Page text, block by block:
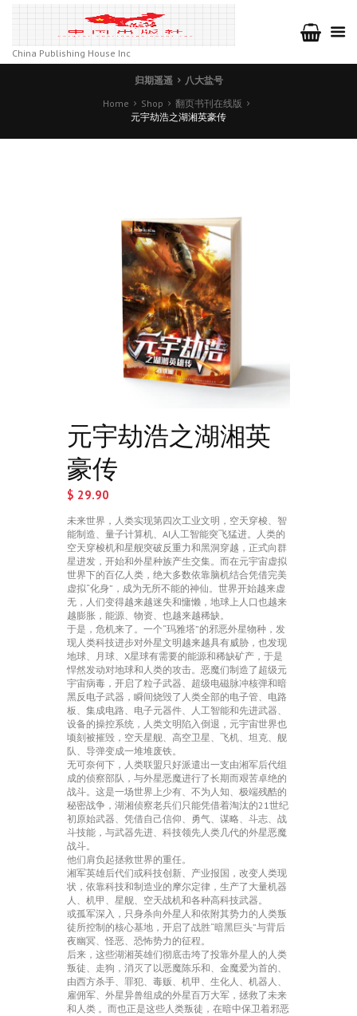
China Publishing House Inc
归期遥遥
八大盐号
Home
Shop
翻页书刊在线版
元宇劫浩之湖湘英豪传
元宇劫浩之湖湘英
豪传
$ 29.90
未来世界，人类实现第四次工业文明，空天穿梭、智
能制造、量子计算机、AI人工智能突飞猛进。人类的
空天穿梭机和星舰突破反重力和黑洞穿越，正式向群
星进发，开始和外星种族产生交集。而在元宇宙虚拟
世界下的百亿人类，绝大多数依靠脑机结合凭借完美
虚拟“化身”，成为无所不能的神仙。世界开始越来虚
无，人们变得越来越迷失和慵懒，地球上人口也越来
越膨胀，能源、物资、也越来越稀缺。
于是，危机来了。一个“玛雅塔”的邪恶外星物种，发
现人类科技进步对外星文明越来越具有威胁，也发现
地球、月球、X星球有需要的能源和稀缺矿产，于是
悍然发动对地球和人类的攻击。恶魔们制造了超级元
宇宙病毒，开启了粒子武器、超级电磁脉冲核弹和暗
黑反电子武器，瞬间烧毁了人类全部的电子管、电路
板、集成电路、电子元器件、人工智能和先进武器、
设备的操控系统，人类文明陷入倒退，元宇宙世界也
顷刻被摧毁，空天星舰、高空卫星、飞机、坦克、舰
队、导弹变成一堆堆废铁。
无可奈何下，人类联盟只好派遣出一支由湘军后代组
成的侦察部队，与外星恶魔进行了长期而艰苦卓绝的
战斗。这是一场世界上少有、不为人知、极端残酷的
秘密战争，湖湘侦察老兵们只能凭借着淘汰的21世纪
初原始武器、凭借自己信仰、勇气、谋略、斗志、战
斗技能，与武器先进、科技领先人类几代的外星恶魔
战斗。
他们肩负起拯救世界的重任。
湘军英雄后代们或科技创新、产业报国，改变人类现
状，依靠科技和制造业的摩尔定律，生产了大量机器
人、机甲、星舰、空天战机和各种高科技武器。
或孤军深入，只身杀向外星人和依附其势力的人类叛
徒所控制的核心基地，开启了战胜“暗黑巨头”与背后
夜幽冥、怪恶、恐怖势力的征程。
后来，这些湖湘英雄们彻底击垮了投靠外星人的人类
叛徒、走狗，消灭了以恶魔陈乐和、金魔爱为首的、
由西方杀手、罪犯、毒贩、机甲、生化人、机器人、
雇佣军、外星异兽组成的外星百万大军，拯救了未来
和人类 。而也正是这些人类叛徒，在暗中保卫着邪恶